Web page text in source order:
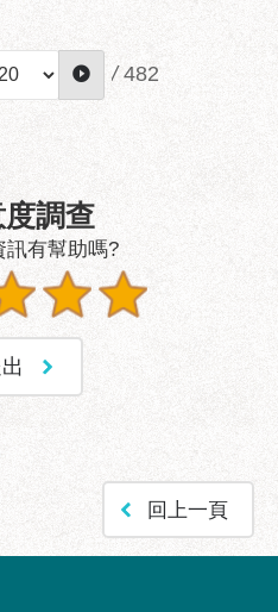
/ 482
調查
訊有幫助嗎?
回上一頁